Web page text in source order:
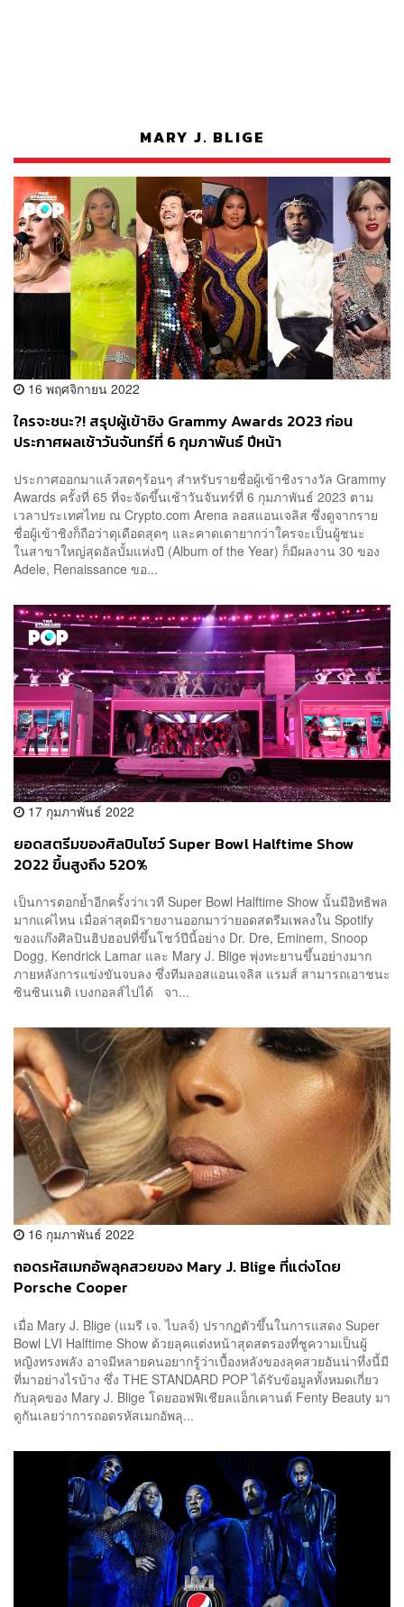
MARY J. BLIGE
16 พฤศจิกายน 2022
ใครจะชนะ?! สรุปผู้เข้าชิง Grammy Awards 2023 ก่อน
ประกาศผลเช้าวันจันทร์ที่ 6 กุมภาพันธ์ ปีหน้า
ประกาศออกมาแล้วสดๆร้อนๆ สำหรับรายชื่อผู้เข้าชิงรางวัล Grammy
Awards ครั้งที่ 65 ที่จะจัดขึ้นเช้าวันจันทร์ที่ 6 กุมภาพันธ์ 2023 ตาม
เวลาประเทศไทย ณ Crypto.com Arena ลอสแอนเจลิส ซึ่งดูจากราย
ชื่อผู้เข้าชิงก็ถือว่าดุเดือดสุดๆ และคาดเดายากว่าใครจะเป็นผู้ชนะ
ในสาขาใหญ่สุดอัลบั้มแห่งปี (Album of the Year) ก็มีผลงาน 30 ของ
Adele, Renaissance ขอ...
17 กุมภาพันธ์ 2022
ยอดสตรีมของศิลปินโชว์ Super Bowl Halftime Show
2022 ขึ้นสูงถึง 520%
เป็นการตอกย้ำอีกครั้งว่าเวที Super Bowl Halftime Show นั้นมีอิทธิพล
มากแค่ไหน เมื่อล่าสุดมีรายงานออกมาว่ายอดสตรีมเพลงใน Spotify
ของแก๊งศิลปินฮิปฮอปที่ขึ้นโชว์ปีนี้อย่าง Dr. Dre, Eminem, Snoop
Dogg, Kendrick Lamar และ Mary J. Blige พุ่งทะยานขึ้นอย่างมาก
ภายหลังการแข่งขันจบลง ซึ่งทีมลอสแอนเจลิส แรมส์ สามารถเอาชนะ
ซินซินเนติ เบงกอลส์ไปได้ จา...
16 กุมภาพันธ์ 2022
ถอดรหัสเมกอัพลุคสวยของ Mary J. Blige ที่แต่งโดย
Porsche Cooper
เมื่อ Mary J. Blige (แมรี เจ. ไบลจ์) ปรากฏตัวขึ้นในการแสดง Super
Bowl LVI Halftime Show ด้วยลุคแต่งหน้าสุดสตรองที่ชูความเป็นผู้
หญิงทรงพลัง อาจมีหลายคนอยากรู้ว่าเบื้องหลังของลุคสวยอันน่าทึ่งนี้มี
ที่มาอย่างไรบ้าง ซึ่ง THE STANDARD POP ได้รับข้อมูลทั้งหมดเกี่ยว
กับลุคของ Mary J. Blige โดยออฟฟิเชียลแอ็กเคานต์ Fenty Beauty มา
ดูกันเลยว่าการถอดรหัสเมกอัพลุ...